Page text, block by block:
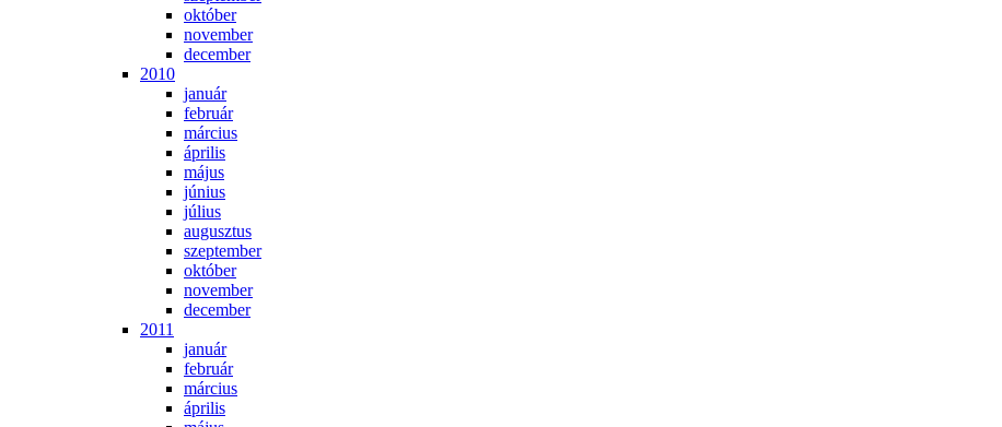
ok­tó­ber
no­vem­ber
de­cem­ber
2010
ja­nu­ár
feb­ru­ár
már­ci­us
áp­ri­lis
má­jus
jú­ni­us
jú­li­us
au­gusz­tus
szep­tem­ber
ok­tó­ber
no­vem­ber
de­cem­ber
2011
ja­nu­ár
feb­ru­ár
már­ci­us
áp­ri­lis